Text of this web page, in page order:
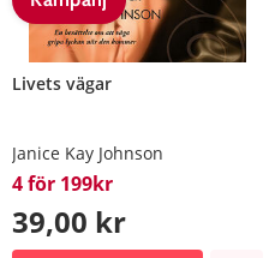
Livets vägar
Janice Kay Johnson
4 för 199kr
39,00 kr